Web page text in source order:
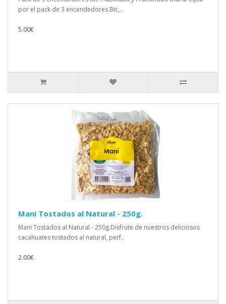
por el pack de 3 encendedores Bic,..
5.00€
Mani Tostados al Natural - 250g.
Mani Tostados al Natural - 250g.Disfrute de nuestros deliciosos
cacahuates tostados al natural, perf..
2.00€